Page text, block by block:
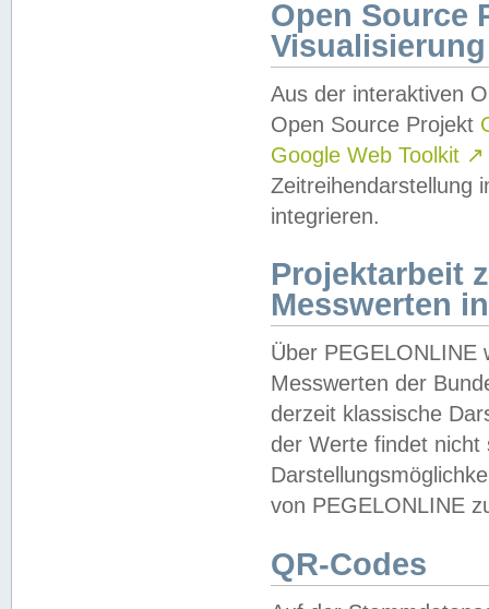
Open Source
Visualisierung
Aus der interaktiven
Open Source Projekt
Google Web Toolkit ↗
Zeitreihendarstellung
integrieren.
Projektarbeit
Messwerten
Über PEGELONLINE
Messwerten der
derzeit klassische
der Werte findet
von PEGELONLINE
QR-Codes